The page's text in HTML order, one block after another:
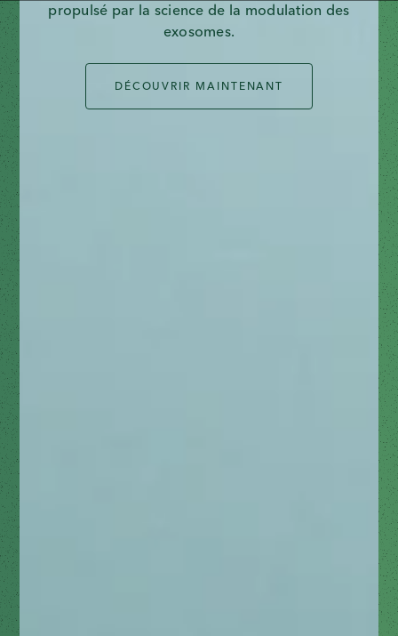
propulsé par la science de la modulation des
exosomes.
DÉCOUVRIR MAINTENANT